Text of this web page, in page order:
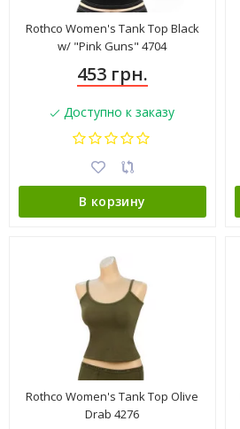
Rothco Women's Tank Top Black
w/ "Pink Guns" 4704
453 грн.
Доступно к заказу
В корзину
Rothco Women's Tank Top Olive
Drab 4276